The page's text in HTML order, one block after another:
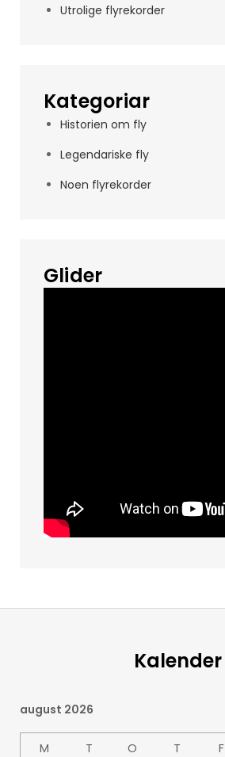
Utrolige flyrekorder
Kategoriar
Historien om fly
Legendariske fly
Noen flyrekorder
Glider
Kalender
august 2026
M T O T F